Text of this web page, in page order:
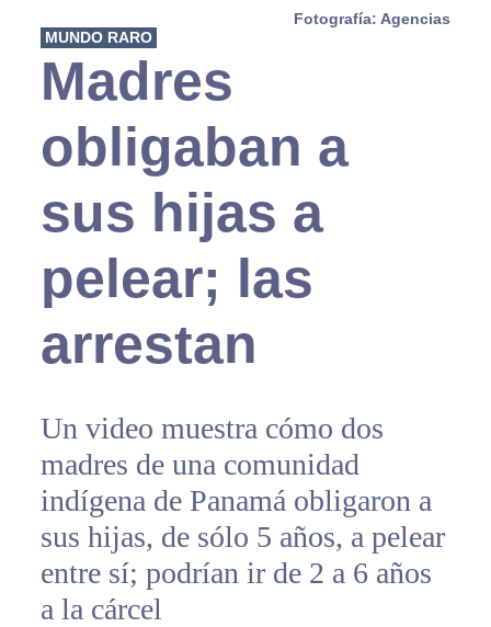
Fotografía: Agencias
MUNDO RARO
Madres
obligaban a
sus hijas a
pelear; las
arrestan
Un video muestra cómo dos
madres de una comunidad
indígena de Panamá obligaron a
sus hijas, de sólo 5 años, a pelear
entre sí; podrían ir de 2 a 6 años
a la cárcel